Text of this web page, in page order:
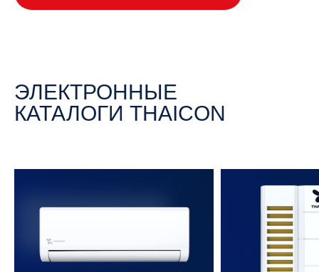
ЭЛЕКТРОННЫЕ
КАТАЛОГИ THAICON